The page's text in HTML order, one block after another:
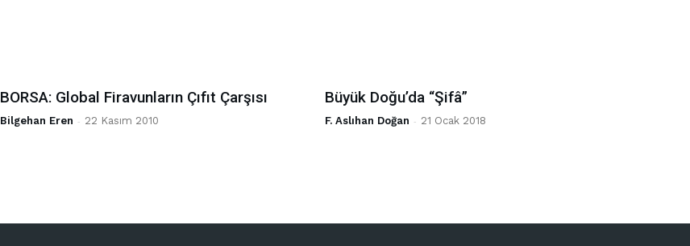
BORSA: Global Firavunların Çıfıt Çarşısı
Bilgehan Eren - 22 Kasım 2010
Büyük Doğu’da “Şifâ”
F. Aslıhan Doğan - 21 Ocak 2018